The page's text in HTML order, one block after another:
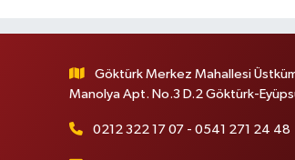
Göktürk Merkez Mahallesi
Manolya Apt. No.3 D.2 Göktürk-
0212 322 17 07 - 0541 271 24 48